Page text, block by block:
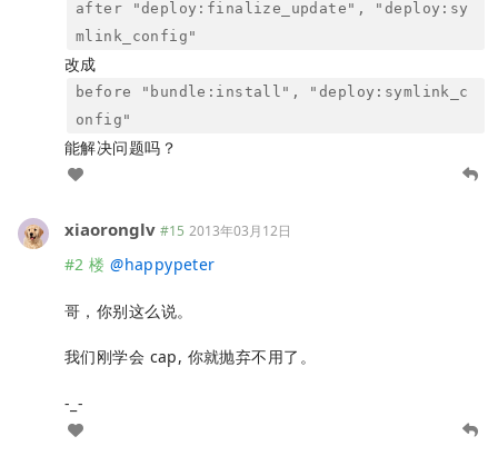
after "deploy:finalize_update", "deploy:sy
mlink_config"
改成
before "bundle:install", "deploy:symlink_c
onfig"
能解决问题吗？
xiaoronglv #15 2013年03月12日
#2 楼 @happypeter
哥，你别这么说。
我们刚学会 cap, 你就抛弃不用了。
-_-